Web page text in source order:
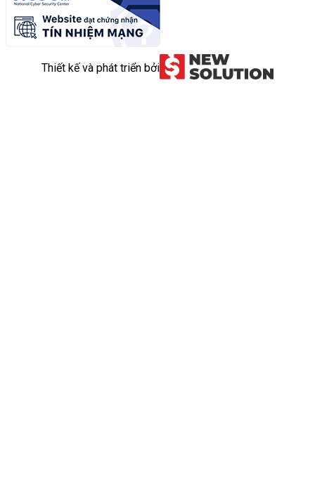
Thiết kế và phát triển bởi